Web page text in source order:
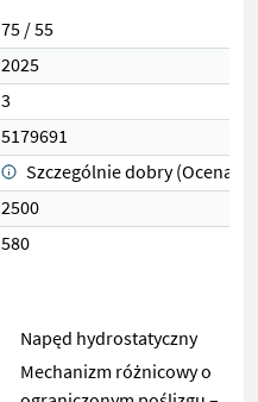
75 / 55
2025
3
5179691
Szczególnie dobry (Ocena 1)
2500
580
Napęd hydrostatyczny
Mechanizm różnicowy o